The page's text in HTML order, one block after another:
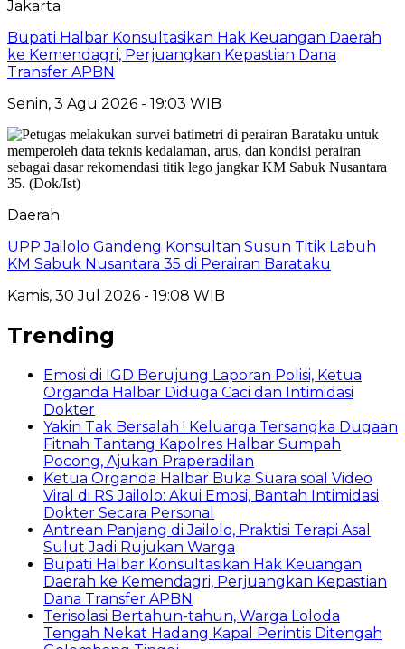
Jakarta
Bupati Halbar Konsultasikan Hak Keuangan Daerah
ke Kemendagri, Perjuangkan Kepastian Dana
Transfer APBN
Senin, 3 Agu 2026 - 19:03 WIB
Daerah
UPP Jailolo Gandeng Konsultan Susun Titik Labuh
KM Sabuk Nusantara 35 di Perairan Barataku
Kamis, 30 Jul 2026 - 19:08 WIB
Trending
Emosi di IGD Berujung Laporan Polisi, Ketua
Organda Halbar Diduga Caci dan Intimidasi
Dokter
Yakin Tak Bersalah ! Keluarga Tersangka Dugaan
Fitnah Tantang Kapolres Halbar Sumpah
Pocong, Ajukan Praperadilan
Ketua Organda Halbar Buka Suara soal Video
Viral di RS Jailolo: Akui Emosi, Bantah Intimidasi
Dokter Secara Personal
Antrean Panjang di Jailolo, Praktisi Terapi Asal
Sulut Jadi Rujukan Warga
Bupati Halbar Konsultasikan Hak Keuangan
Daerah ke Kemendagri, Perjuangkan Kepastian
Dana Transfer APBN
Terisolasi Bertahun-tahun, Warga Loloda
Tengah Nekat Hadang Kapal Perintis Ditengah